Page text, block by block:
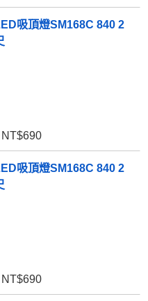
吸頂燈SM168C 840 2
NT$690
吸頂燈SM168C 840 2
NT$690